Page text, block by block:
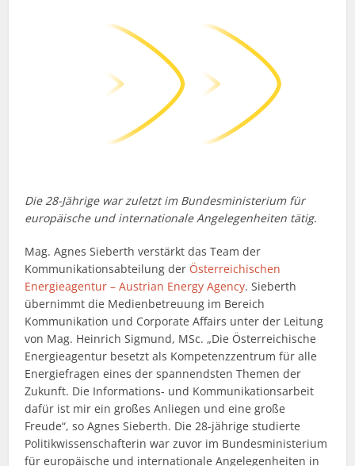
Die 28-Jährige war zuletzt im Bundesministerium für
europäische und internationale Angelegenheiten tätig.
Mag. Agnes Sieberth verstärkt das Team der
Kommunikationsabteilung der Österreichischen
Energieagentur – Austrian Energy Agency. Sieberth
übernimmt die Medienbetreuung im Bereich
Kommunikation und Corporate Affairs unter der Leitung
von Mag. Heinrich Sigmund, MSc. „Die Österreichische
Energieagentur besetzt als Kompetenzzentrum für alle
Energiefragen eines der spannendsten Themen der
Zukunft. Die Informations- und Kommunikationsarbeit
dafür ist mir ein großes Anliegen und eine große
Freude“, so Agnes Sieberth. Die 28-jährige studierte
Politikwissenschafterin war zuvor im Bundesministerium
für europäische und internationale Angelegenheiten in